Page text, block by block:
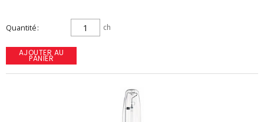
Quantité ch
AJOUTER AU
PANIER